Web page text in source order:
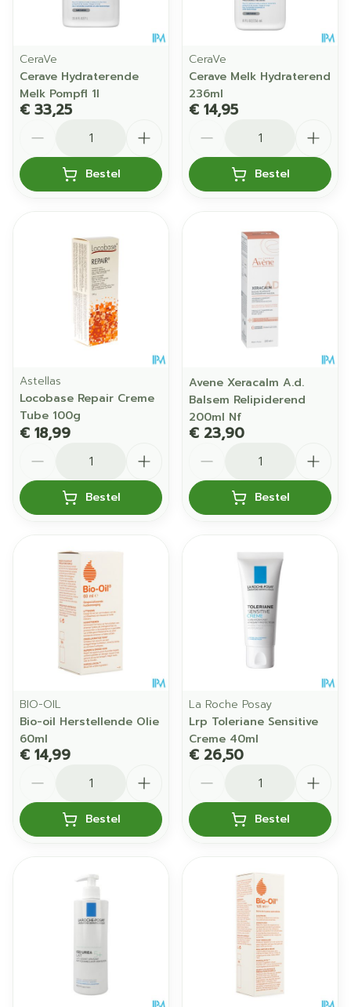
CeraVe
Cerave Hydraterende
Melk Pompfl 1l
€ 33,25
Bestel
CeraVe
Cerave Melk Hydraterend
236ml
€ 14,95
Bestel
Astellas
Locobase Repair Creme
Tube 100g
€ 18,99
Bestel
Avene Xeracalm A.d.
Balsem Relipiderend
200ml Nf
€ 23,90
Bestel
BIO-OIL
Bio-oil Herstellende Olie
60ml
€ 14,99
Bestel
La Roche Posay
Lrp Toleriane Sensitive
Creme 40ml
€ 26,50
Bestel